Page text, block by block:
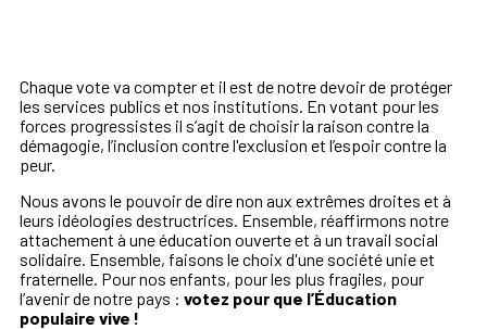
Chaque vote va compter et il est de notre devoir de protéger
les services publics et nos institutions. En votant pour les
forces progressistes il s’agit de choisir la raison contre la
démagogie, l’inclusion contre l'exclusion et l’espoir contre la
peur.
Nous avons le pouvoir de dire non aux extrêmes droites et à
leurs idéologies destructrices. Ensemble, réaffirmons notre
attachement à une éducation ouverte et à un travail social
solidaire. Ensemble, faisons le choix d'une société unie et
fraternelle. Pour nos enfants, pour les plus fragiles, pour
l’avenir de notre pays : votez pour que l’Éducation
populaire vive !